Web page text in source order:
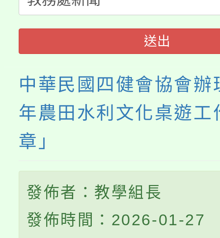
程
送出
中華民國四健會協會
年農田水利文化桌遊工
章」
發佈者：教學組長
發佈時間：2026-01-27